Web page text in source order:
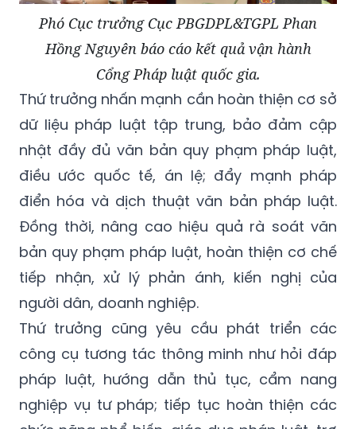
Phó Cục trưởng Cục PBGDPL&TGPL Phan
Hồng Nguyên báo cáo kết quả vận hành
Cổng Pháp luật quốc gia.
Thứ trưởng nhấn mạnh cần hoàn thiện cơ sở
dữ liệu pháp luật tập trung, bảo đảm cập
nhật đầy đủ văn bản quy phạm pháp luật,
điều ước quốc tế, án lệ; đẩy mạnh pháp
điển hóa và dịch thuật văn bản pháp luật.
Đồng thời, nâng cao hiệu quả rà soát văn
bản quy phạm pháp luật, hoàn thiện cơ chế
tiếp nhận, xử lý phản ánh, kiến nghị của
người dân, doanh nghiệp.
Thứ trưởng cũng yêu cầu phát triển các
công cụ tương tác thông minh như hỏi đáp
pháp luật, hướng dẫn thủ tục, cẩm nang
nghiệp vụ tư pháp; tiếp tục hoàn thiện các